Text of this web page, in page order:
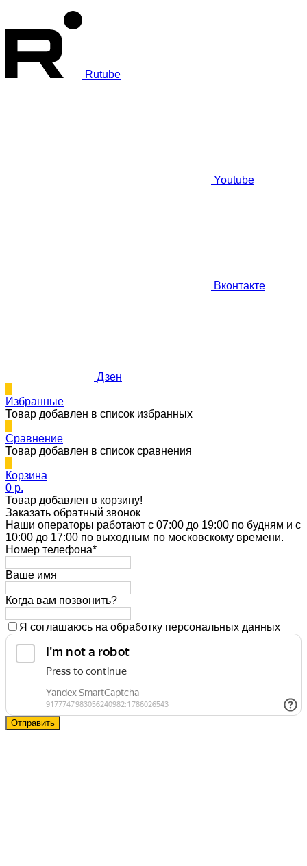
Rutube
Youtube
Вконтакте
Дзен
Избранные
Товар добавлен в список избранных
Сравнение
Товар добавлен в список сравнения
Корзина
0 p.
Товар добавлен в корзину!
Заказать обратный звонок
Наши операторы работают с 07:00 до 19:00 по будням и с
10:00 до 17:00 по выходным по московскому времени.
Номер телефона*
Ваше имя
Когда вам позвонить?
Я соглашаюсь на обработку персональных данных